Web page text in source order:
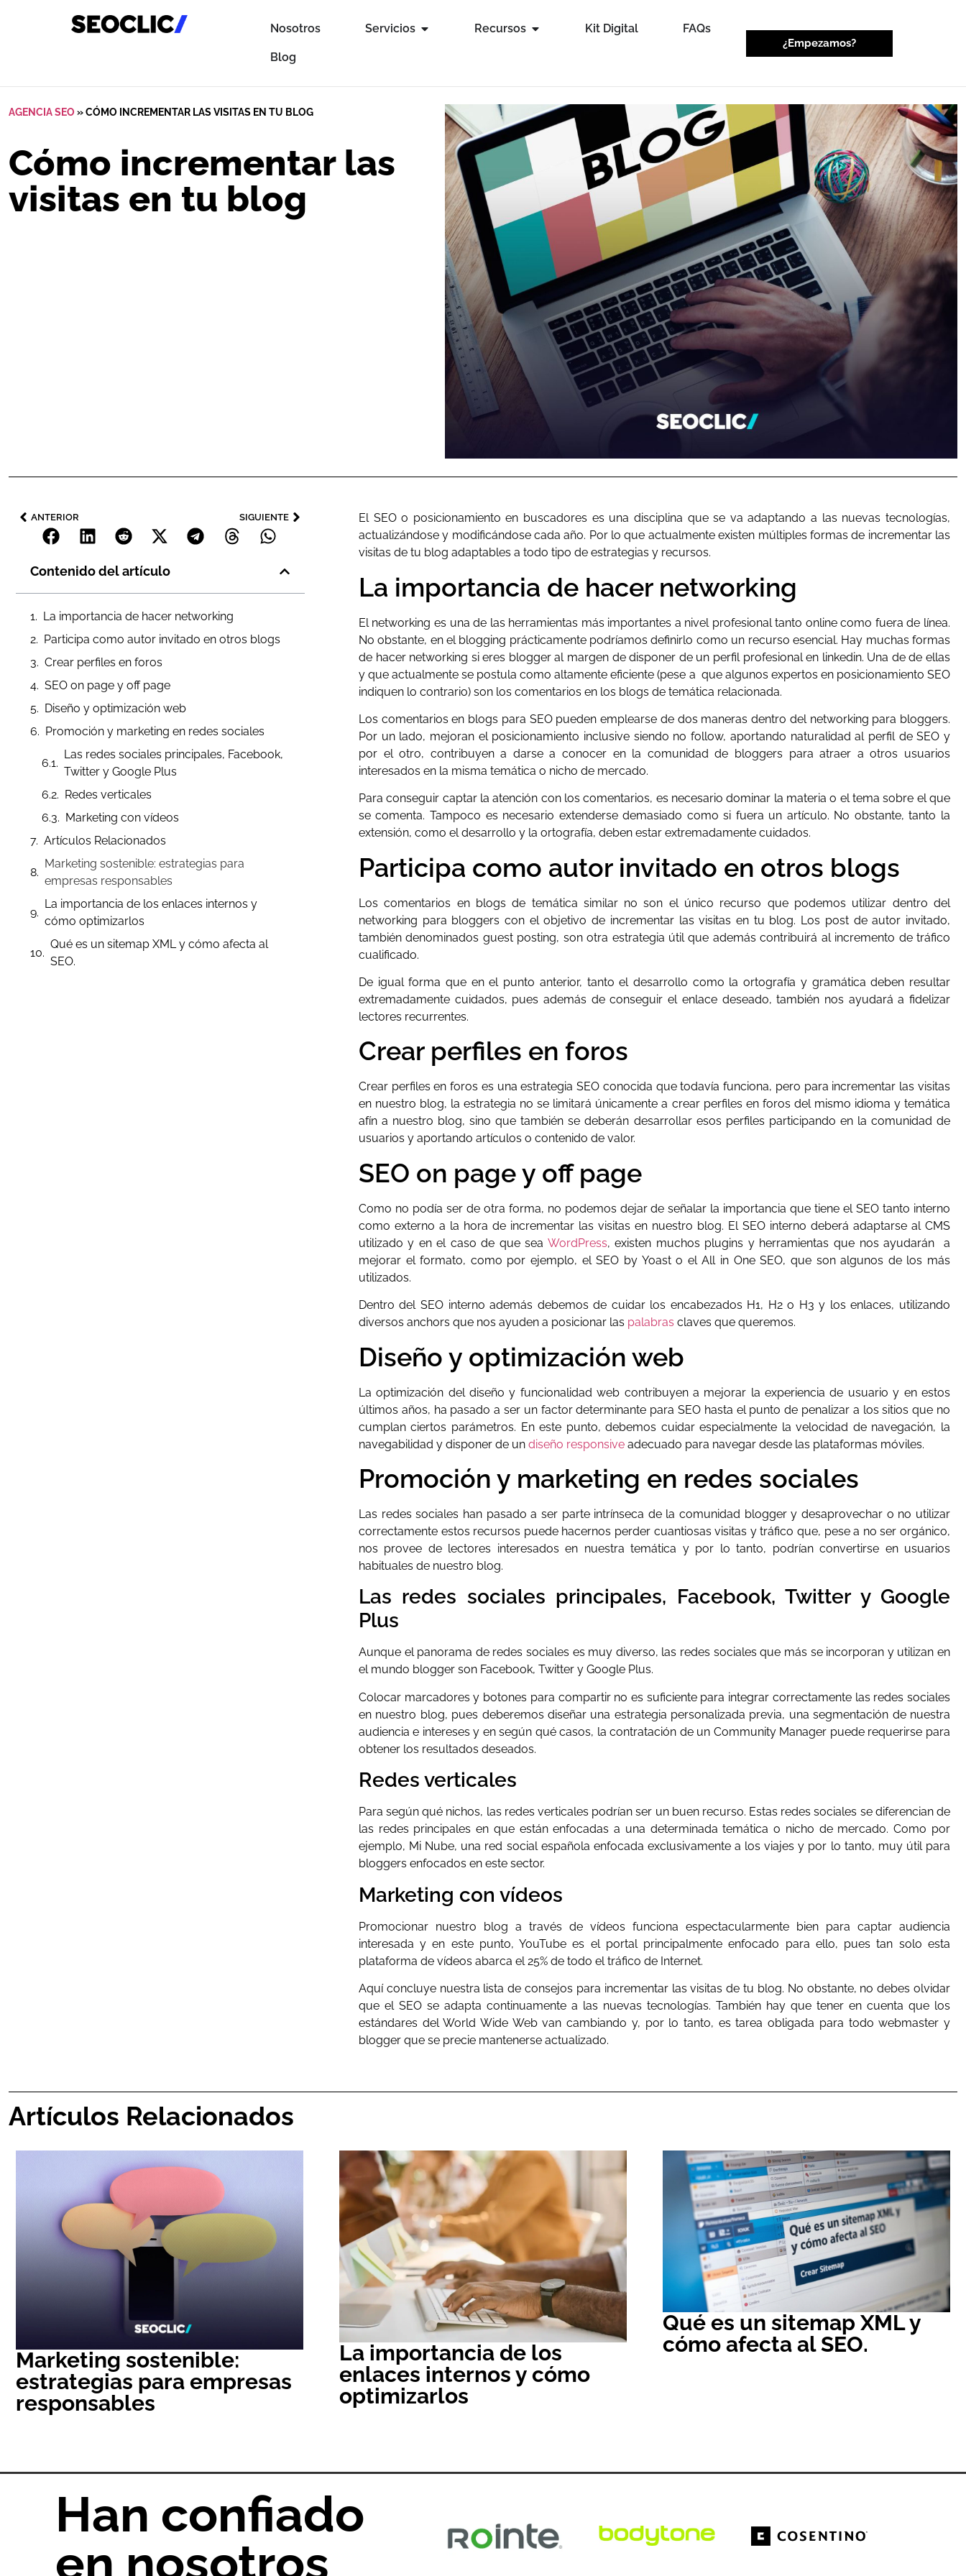
Nosotros Servicios Recursos Kit Digital FAQs
Blog
¿Empezamos?
AGENCIA SEO»CÓMO INCREMENTAR LAS VISITAS EN TU BLOG
Cómo incrementar las
visitas en tu blog
ANTERIOR SIGUIENTE
Contenido del artículo
La importancia de hacer networking
Participa como autor invitado en otros blogs
Crear perfiles en foros
SEO on page y off page
Diseño y optimización web
Promoción y marketing en redes sociales
Las redes sociales principales, Facebook,
Twitter y Google Plus
Redes verticales
Marketing con vídeos
Artículos Relacionados
Marketing sostenible: estrategias para
empresas responsables
La importancia de los enlaces internos y
cómo optimizarlos
Qué es un sitemap XML y cómo afecta al
SEO.
El SEO o posicionamiento en buscadores es una disciplina que se va adaptando a las nuevas tecnologías,
actualizándose y modificándose cada año. Por lo que actualmente existen múltiples formas de incrementar las
visitas de tu blog adaptables a todo tipo de estrategias y recursos.
La importancia de hacer networking
El networking es una de las herramientas más importantes a nivel profesional tanto online como fuera de línea.
No obstante, en el blogging prácticamente podríamos definirlo como un recurso esencial. Hay muchas formas
de hacer networking si eres blogger al margen de disponer de un perfil profesional en linkedin. Una de de ellas
y que actualmente se postula como altamente eficiente (pese a que algunos expertos en posicionamiento SEO
indiquen lo contrario) son los comentarios en los blogs de temática relacionada.
Los comentarios en blogs para SEO pueden emplearse de dos maneras dentro del networking para bloggers.
Por un lado, mejoran el posicionamiento inclusive siendo no follow, aportando naturalidad al perfil de SEO y
por el otro, contribuyen a darse a conocer en la comunidad de bloggers para atraer a otros usuarios
interesados en la misma temática o nicho de mercado.
Para conseguir captar la atención con los comentarios, es necesario dominar la materia o el tema sobre el que
se comenta. Tampoco es necesario extenderse demasiado como si fuera un artículo. No obstante, tanto la
extensión, como el desarrollo y la ortografía, deben estar extremadamente cuidados.
Participa como autor invitado en otros blogs
Los comentarios en blogs de temática similar no son el único recurso que podemos utilizar dentro del
networking para bloggers con el objetivo de incrementar las visitas en tu blog. Los post de autor invitado,
también denominados guest posting, son otra estrategia útil que además contribuirá al incremento de tráfico
cualificado.
De igual forma que en el punto anterior, tanto el desarrollo como la ortografía y gramática deben resultar
extremadamente cuidados, pues además de conseguir el enlace deseado, también nos ayudará a fidelizar
lectores recurrentes.
Crear perfiles en foros
Crear perfiles en foros es una estrategia SEO conocida que todavía funciona, pero para incrementar las visitas
en nuestro blog, la estrategia no se limitará únicamente a crear perfiles en foros del mismo idioma y temática
afín a nuestro blog, sino que también se deberán desarrollar esos perfiles participando en la comunidad de
usuarios y aportando artículos o contenido de valor.
SEO on page y off page
Como no podía ser de otra forma, no podemos dejar de señalar la importancia que tiene el SEO tanto interno
como externo a la hora de incrementar las visitas en nuestro blog. El SEO interno deberá adaptarse al CMS
utilizado y en el caso de que sea WordPress, existen muchos plugins y herramientas que nos ayudarán a
mejorar el formato, como por ejemplo, el SEO by Yoast o el All in One SEO, que son algunos de los más
utilizados.
Dentro del SEO interno además debemos de cuidar los encabezados H1, H2 o H3 y los enlaces, utilizando
diversos anchors que nos ayuden a posicionar las palabras claves que queremos.
Diseño y optimización web
La optimización del diseño y funcionalidad web contribuyen a mejorar la experiencia de usuario y en estos
últimos años, ha pasado a ser un factor determinante para SEO hasta el punto de penalizar a los sitios que no
cumplan ciertos parámetros. En este punto, debemos cuidar especialmente la velocidad de navegación, la
navegabilidad y disponer de un diseño responsiveadecuado para navegar desde las plataformas móviles.
Promoción y marketing en redes sociales
Las redes sociales han pasado a ser parte intrínseca de la comunidad blogger y desaprovechar o no utilizar
correctamente estos recursos puede hacernos perder cuantiosas visitas y tráfico que, pese a no ser orgánico,
nos provee de lectores interesados en nuestra temática y por lo tanto, podrían convertirse en usuarios
habituales de nuestro blog.
Las redes sociales principales, Facebook, Twitter y Google
Plus
Aunque el panorama de redes sociales es muy diverso, las redes sociales que más se incorporan y utilizan en
el mundo blogger son Facebook, Twitter y Google Plus.
Colocar marcadores y botones para compartir no es suficiente para integrar correctamente las redes sociales
en nuestro blog, pues deberemos diseñar una estrategia personalizada previa, una segmentación de nuestra
audiencia e intereses y en según qué casos, la contratación de un Community Manager puede requerirse para
obtener los resultados deseados.
Redes verticales
Para según qué nichos, las redes verticales podrían ser un buen recurso. Estas redes sociales se diferencian de
las redes principales en que están enfocadas a una determinada temática o nicho de mercado. Como por
ejemplo, Mi Nube, una red social española enfocada exclusivamente a los viajes y por lo tanto, muy útil para
bloggers enfocados en este sector.
Marketing con vídeos
Promocionar nuestro blog a través de vídeos funciona espectacularmente bien para captar audiencia
interesada y en este punto, YouTube es el portal principalmente enfocado para ello, pues tan solo esta
plataforma de vídeos abarca el 25% de todo el tráfico de Internet.
Aquí concluye nuestra lista de consejos para incrementar las visitas de tu blog. No obstante, no debes olvidar
que el SEO se adapta continuamente a las nuevas tecnologías. También hay que tener en cuenta que los
estándares del World Wide Web van cambiando y, por lo tanto, es tarea obligada para todo webmaster y
blogger que se precie mantenerse actualizado.
Artículos Relacionados
Marketing sostenible:
estrategias para empresas
responsables
La importancia de los
enlaces internos y cómo
optimizarlos
Qué es un sitemap XML y
cómo afecta al SEO.
Han confiado
en nosotros